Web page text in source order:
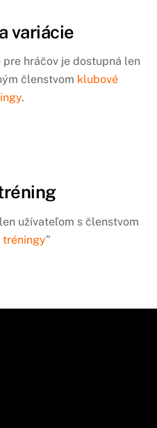
variácie
hráčov je dostupná len
členstvom klubové
.
užívateľom s členstvom
tréningy”